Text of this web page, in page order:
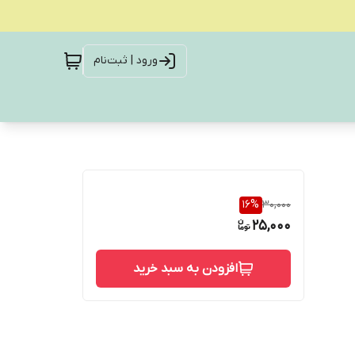
ورود | ثبت‌نام
30,000
16%
25,000
افزودن به سبد خرید